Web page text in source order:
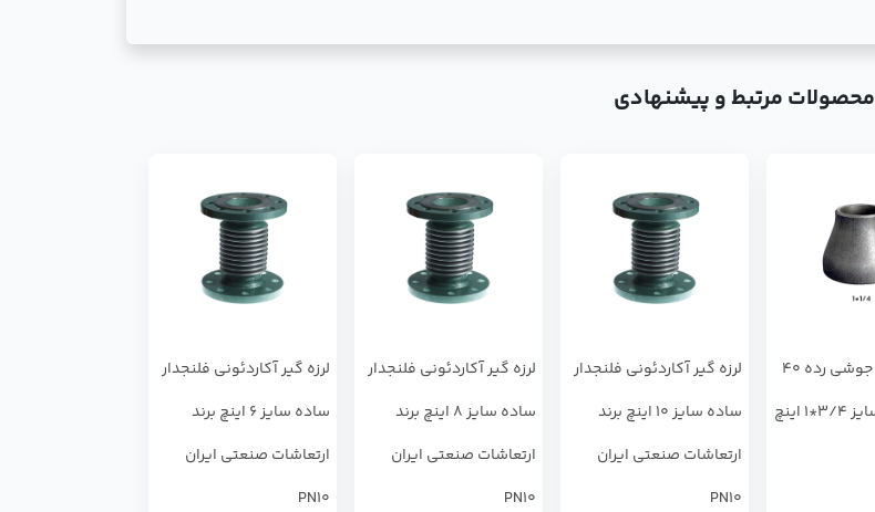
محصولات مرتبط و پیشنهادی
خرید تبدیل جوشی رده 40
مانیسمان سایز 3/4*1 اینچ
لرزه گیر آکاردئونی فلنجدار
ساده سایز 10 اینچ برند
ارتعاشات صنعتی ایران
PN10
لرزه گیر آکاردئونی فلنجدار
ساده سایز 8 اینچ برند
ارتعاشات صنعتی ایران
PN10
لرزه گیر آکاردئونی فلنجدار
ساده سایز 6 اینچ برند
ارتعاشات صنعتی ایران
PN10